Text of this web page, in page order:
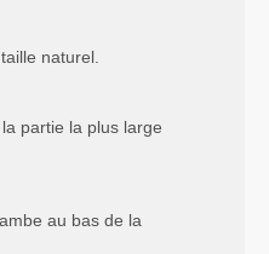
naturel.
partie la plus large
au bas de la